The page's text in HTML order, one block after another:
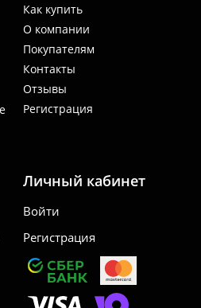
Как купить
О компании
Покупателям
Контакты
Отзывы
Регистрация
Личный кабинет
Войти
Регистрация